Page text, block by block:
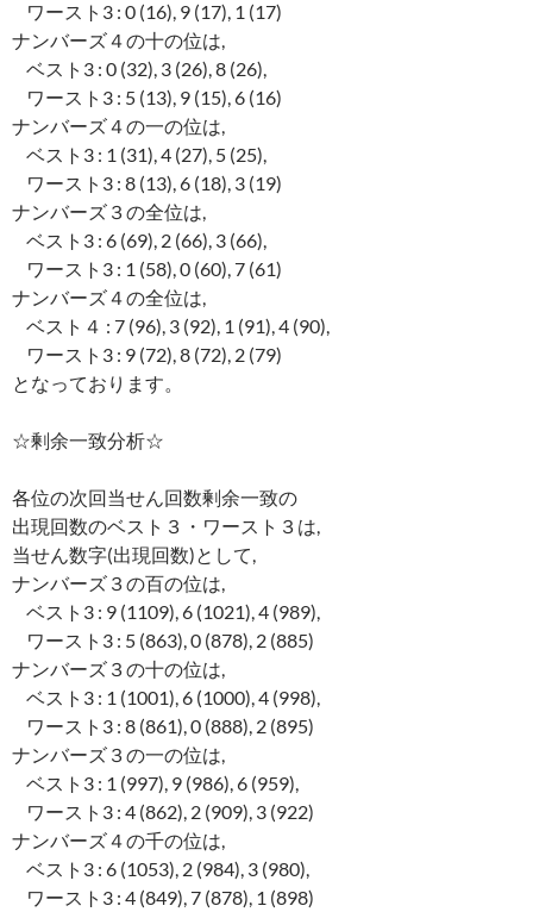
ワースト3 : 0 (16), 9 (17), 1 (17)
ナンバーズ４の十の位は,
ベスト3 : 0 (32), 3 (26), 8 (26),
ワースト3 : 5 (13), 9 (15), 6 (16)
ナンバーズ４の一の位は,
ベスト3 : 1 (31), 4 (27), 5 (25),
ワースト3 : 8 (13), 6 (18), 3 (19)
ナンバーズ３の全位は,
ベスト3 : 6 (69), 2 (66), 3 (66),
ワースト3 : 1 (58), 0 (60), 7 (61)
ナンバーズ４の全位は,
ベスト４ : 7 (96), 3 (92), 1 (91), 4 (90),
ワースト3 : 9 (72), 8 (72), 2 (79)
となっております。
☆剰余一致分析☆
各位の次回当せん回数剰余一致の
出現回数のベスト３・ワースト３は,
当せん数字(出現回数)として,
ナンバーズ３の百の位は,
ベスト3 : 9 (1109), 6 (1021), 4 (989),
ワースト3 : 5 (863), 0 (878), 2 (885)
ナンバーズ３の十の位は,
ベスト3 : 1 (1001), 6 (1000), 4 (998),
ワースト3 : 8 (861), 0 (888), 2 (895)
ナンバーズ３の一の位は,
ベスト3 : 1 (997), 9 (986), 6 (959),
ワースト3 : 4 (862), 2 (909), 3 (922)
ナンバーズ４の千の位は,
ベスト3 : 6 (1053), 2 (984), 3 (980),
ワースト3 : 4 (849), 7 (878), 1 (898)